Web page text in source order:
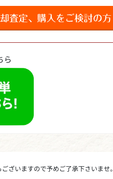
ら
ざいますので予めご了承下さいませ。